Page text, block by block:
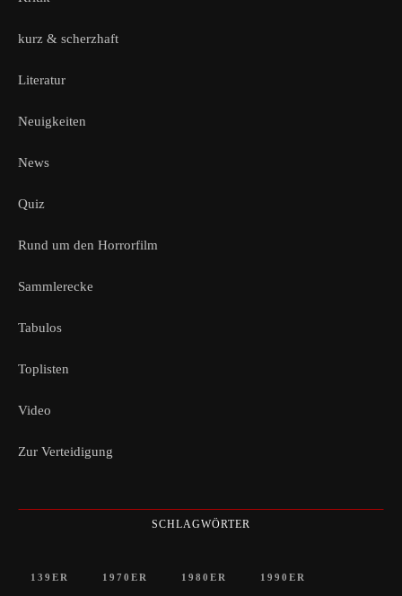
kurz & scherzhaft
Literatur
Neuigkeiten
News
Quiz
Rund um den Horrorfilm
Sammlerecke
Tabulos
Toplisten
Video
Zur Verteidigung
SCHLAGWÖRTER
139ER 1970ER 1980ER 1990ER